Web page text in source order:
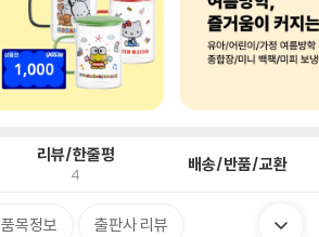
리뷰/한줄평
4 배송/반품/교환
품목정보 출판사 리뷰